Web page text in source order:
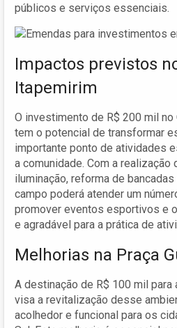
públicos e serviços essenciais.
Impactos previstos
Itapemirim
O investimento de R$ 200 mil
tem o potencial de transformar
importante ponto de atividades
a comunidade. Com a realização
iluminação, reforma de
campo poderá atender um
promover eventos esportivos e
e agradável para a prática de
Melhorias na Praça
A destinação de R$ 100 mil para
visa a revitalização desse
acolhedor e funcional para os